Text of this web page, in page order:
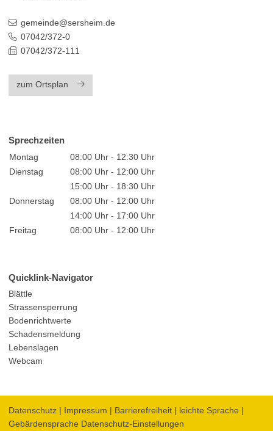
gemeinde@sersheim.de
07042/372-0
07042/372-111
zum Ortsplan
Sprechzeiten
Montag
08:00 Uhr - 12:30 Uhr
Dienstag
08:00 Uhr - 12:00 Uhr
15:00 Uhr - 18:30 Uhr
Donnerstag
08:00 Uhr - 12:00 Uhr
14:00 Uhr - 17:00 Uhr
Freitag
08:00 Uhr - 12:00 Uhr
Quicklink-Navigator
Blättle
Strassensperrung
Bodenrichtwerte
Schadensmeldung
Lebenslagen
Webcam
Datenschutz| Impressum Barrierefreiheit| leichte Sprache
Gebärdensprache Datenschutz-Einstellungen